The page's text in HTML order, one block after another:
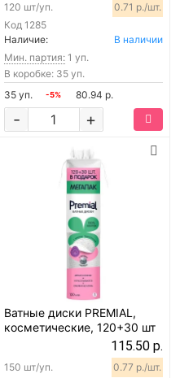
Код 1285
120 шт/уп. 0.71 р./шт.
Наличие:
В наличии
Мин. партия: 1 уп.
В коробке: 35 уп.
35 уп.
-5% 80.94 р.
+
-
Ватные диски PREMIAL,
косметические, 120+30 шт
115.50 р.
150 шт/уп. 0.77 р./шт.